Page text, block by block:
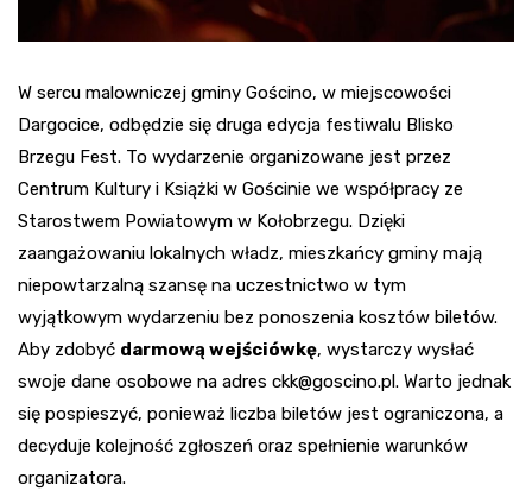
W sercu malowniczej gminy Gościno, w miejscowości
Dargocice, odbędzie się druga edycja festiwalu Blisko
Brzegu Fest. To wydarzenie organizowane jest przez
Centrum Kultury i Książki w Gościnie we współpracy ze
Starostwem Powiatowym w Kołobrzegu. Dzięki
zaangażowaniu lokalnych władz, mieszkańcy gminy mają
niepowtarzalną szansę na uczestnictwo w tym
wyjątkowym wydarzeniu bez ponoszenia kosztów biletów.
Aby zdobyć darmową wejściówkę, wystarczy wysłać
swoje dane osobowe na adres ckk@goscino.pl. Warto jednak
się pospieszyć, ponieważ liczba biletów jest ograniczona, a
decyduje kolejność zgłoszeń oraz spełnienie warunków
organizatora.